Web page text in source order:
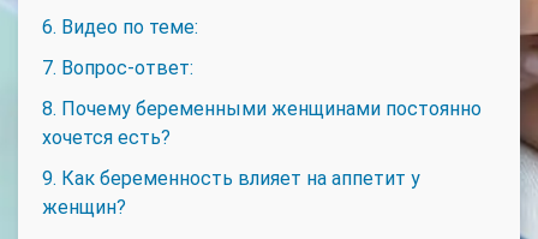
6. Видео по теме:
7. Вопрос-ответ:
8. Почему беременными женщинами постоянно
хочется есть?
9. Как беременность влияет на аппетит у
женщин?